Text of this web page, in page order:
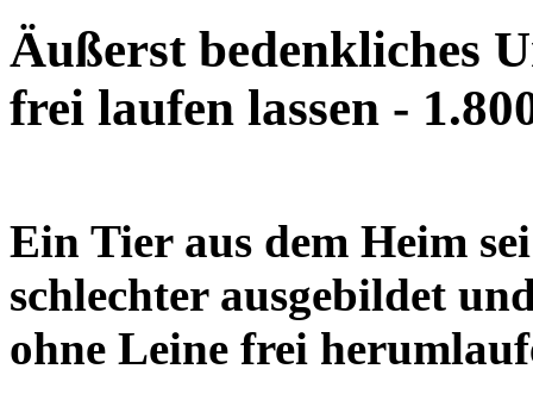
Äußerst bedenkliches
frei laufen lassen -
Ein Tier aus dem Heim
schlechter ausgebildet
ohne Leine frei